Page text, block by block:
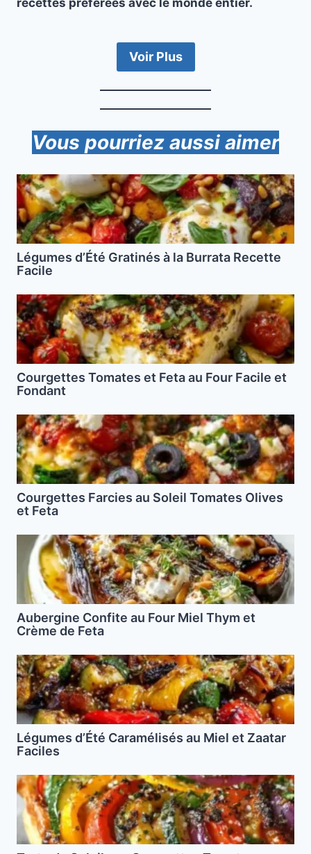
recettes préférées avec le monde entier.
Voir Plus
Vous pourriez aussi aimer
Légumes d’Été Gratinés à la Burrata Recette
Facile
Courgettes Tomates et Feta au Four Facile et
Fondant
Courgettes Farcies au Soleil Tomates Olives
et Feta
Aubergine Confite au Four Miel Thym et
Crème de Feta
Légumes d’Été Caramélisés au Miel et Zaatar
Faciles